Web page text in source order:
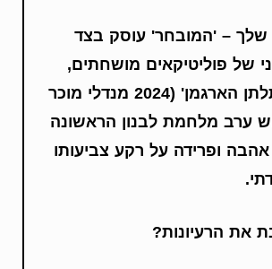
שלך – 'המובחר' עוסק בצד
של פוליטיקאים מושחתים,
הארגמן' (2024
מנדלי מוכר
ערב מלחמת לבנון הראשונה
ופרידה על רקע צביעותו
את הרעיונות?